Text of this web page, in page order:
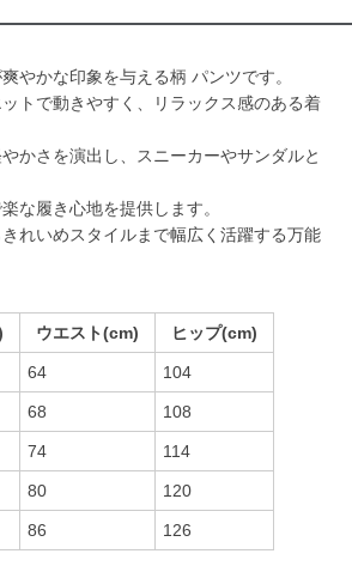
やかな印象を与える柄 パンツです。
トで動きやすく、リラックス感のある着
かさを演出し、スニーカーやサンダルと
な履き心地を提供します。
れいめスタイルまで幅広く活躍する万能
ウエスト(cm) ヒップ(cm)
64 104
68 108
74 114
80 120
86 126